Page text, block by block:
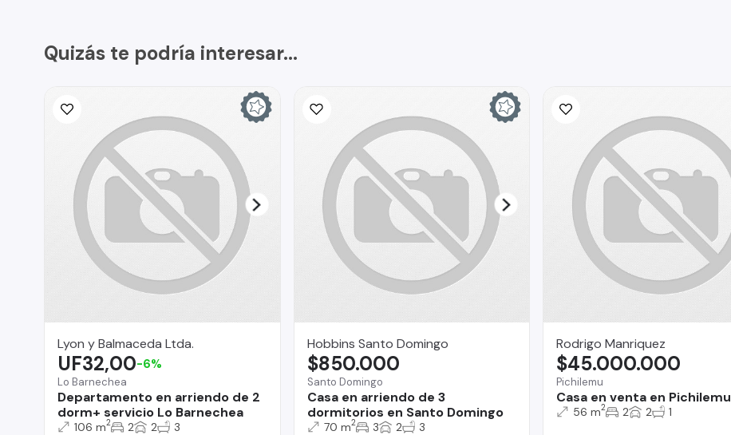
Quizás te podría interesar...
Lyon y Balmaceda Ltda.
Lo Barnechea
Departamento en arriendo de 2
dorm+ servicio Lo Barnechea
UF32,00-6%
106 m2 2 2 3
Hobbins Santo Domingo
Santo Domingo
Casa en arriendo de 3
dormitorios en Santo Domingo
$850.000
70 m2 3 2 3
Rodrigo Manriquez
Pichilemu
Casa en venta en Pichilemu
$45.000.000
56 m2 2 2 1